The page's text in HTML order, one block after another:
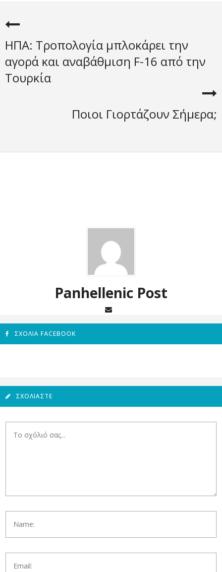
ΗΠΑ: Τροπολογία μπλοκάρει την
αγορά και αναβάθμιση F-16 από την
Τουρκία
Ποιοι Γιορτάζουν Σήμερα;
Panhellenic Post
ΣΧΌΛΙΑ FACEBOOK
ΣΧΟΛΙΆΣΤΕ